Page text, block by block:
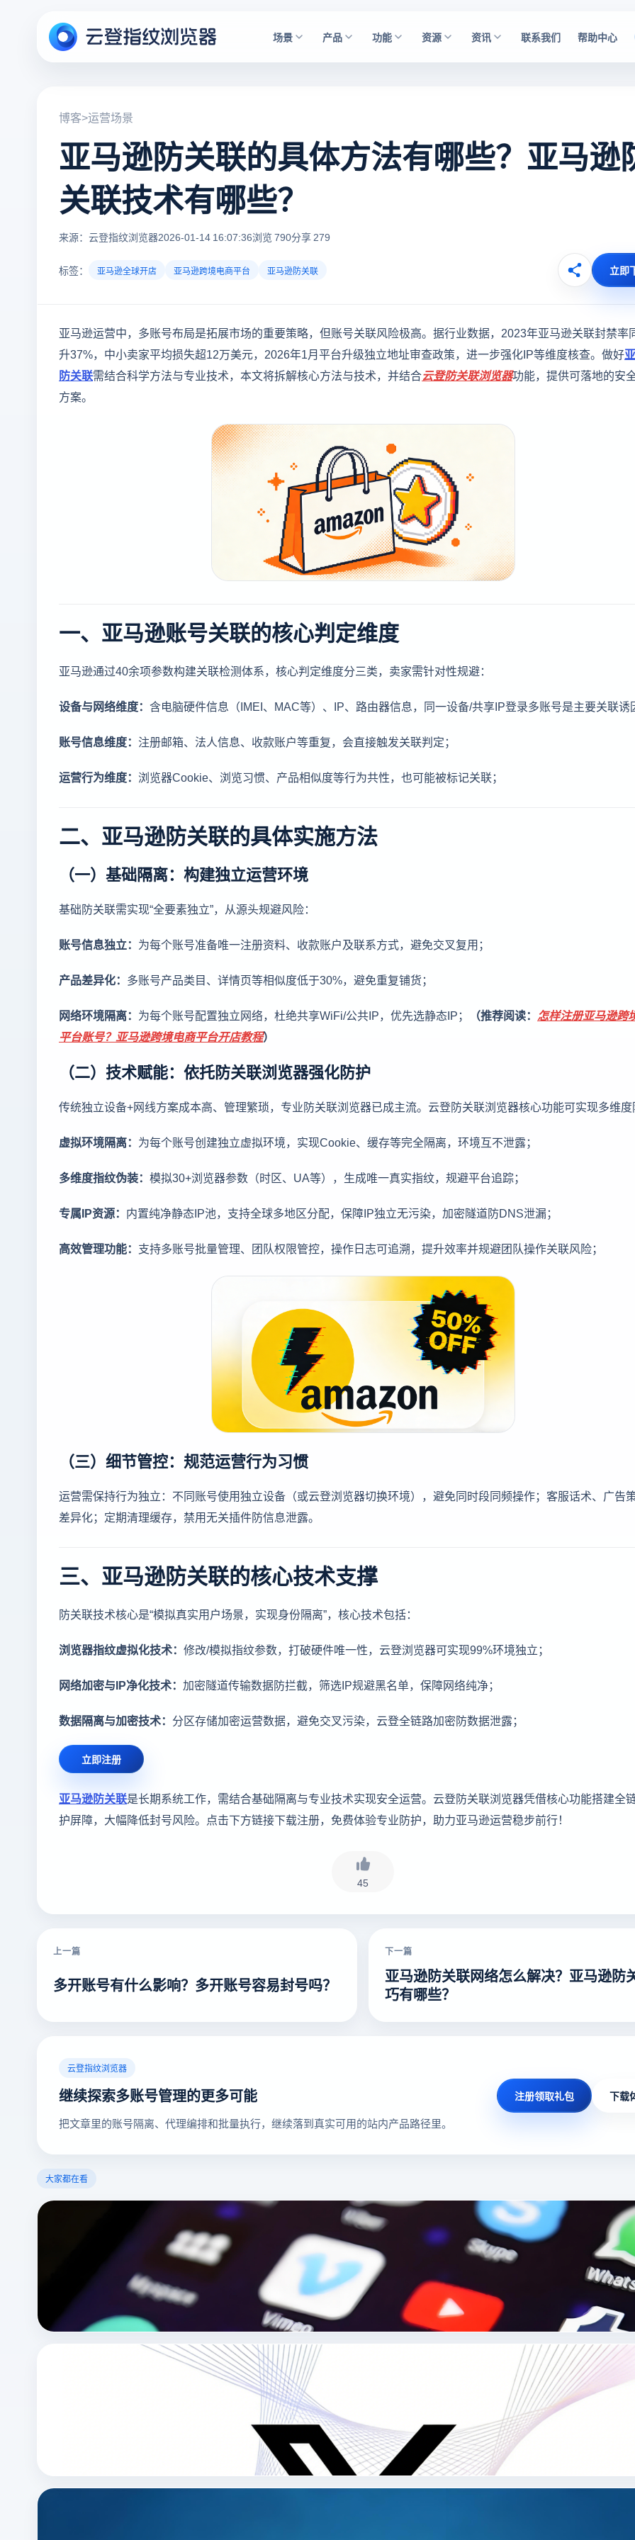
场景 产品 功能 资源 资讯 联系我们 帮助中心
博客>运营场景
亚马逊防关联的具体方法有哪些？亚马逊
关联技术有哪些？
来源：云登指纹浏览器2026-01-14 16:07:36浏览 790分享 279
标签： 亚马逊全球开店 亚马逊跨境电商平台 亚马逊防关联 立即
亚马逊运营中，多账号布局是拓展市场的重要策略，但账号关联风险极高。据行业数据，2023年亚马逊关联封禁率
升37%，中小卖家平均损失超12万美元，2026年1月平台升级独立地址审查政策，进一步强化IP等维度核查。做好
防关联需结合科学方法与专业技术，本文将拆解核心方法与技术，并结合云登防关联浏览器功能，提供可落地的安
方案。
一、亚马逊账号关联的核心判定维度
亚马逊通过40余项参数构建关联检测体系，核心判定维度分三类，卖家需针对性规避：
设备与网络维度： 含电脑硬件信息（IMEI、MAC等）、IP、路由器信息，同一设备/共享IP登录多账号是主要关联诱
账号信息维度： 注册邮箱、法人信息、收款账户等重复，会直接触发关联判定；
运营行为维度： 浏览器Cookie、浏览习惯、产品相似度等行为共性，也可能被标记关联；
二、亚马逊防关联的具体实施方法
（一）基础隔离：构建独立运营环境
基础防关联需实现“全要素独立”，从源头规避风险：
账号信息独立： 为每个账号准备唯一注册资料、收款账户及联系方式，避免交叉复用；
产品差异化： 多账号产品类目、详情页等相似度低于30%，避免重复铺货；
网络环境隔离： 为每个账号配置独立网络，杜绝共享WiFi/公共IP，优先选静态IP； （推荐阅读： 怎样注册亚马逊跨
平台账号？亚马逊跨境电商平台开店教程）
（二）技术赋能：依托防关联浏览器强化防护
传统独立设备+网线方案成本高、管理繁琐，专业防关联浏览器已成主流。云登防关联浏览器核心功能可实现多维
虚拟环境隔离： 为每个账号创建独立虚拟环境，实现Cookie、缓存等完全隔离，环境互不泄露；
多维度指纹伪装： 模拟30+浏览器参数（时区、UA等），生成唯一真实指纹，规避平台追踪；
专属IP资源： 内置纯净静态IP池，支持全球多地区分配，保障IP独立无污染，加密隧道防DNS泄漏；
高效管理功能： 支持多账号批量管理、团队权限管控，操作日志可追溯，提升效率并规避团队操作关联风险；
（三）细节管控：规范运营行为习惯
运营需保持行为独立：不同账号使用独立设备（或云登浏览器切换环境），避免同时段同频操作；客服话术、广告
差异化；定期清理缓存，禁用无关插件防信息泄露。
三、亚马逊防关联的核心技术支撑
防关联技术核心是“模拟真实用户场景，实现身份隔离”，核心技术包括：
浏览器指纹虚拟化技术： 修改/模拟指纹参数，打破硬件唯一性，云登浏览器可实现99%环境独立；
网络加密与IP净化技术： 加密隧道传输数据防拦截，筛选IP规避黑名单，保障网络纯净；
数据隔离与加密技术： 分区存储加密运营数据，避免交叉污染，云登全链路加密防数据泄露；
立即注册
亚马逊防关联是长期系统工作，需结合基础隔离与专业技术实现安全运营。云登防关联浏览器凭借核心功能搭建全
护屏障，大幅降低封号风险。点击下方链接下载注册，免费体验专业防护，助力亚马逊运营稳步前行！
45
上一篇
多开账号有什么影响？多开账号容易封号吗？
下一篇
亚马逊防关联网络怎么解决？亚马逊防
巧有哪些？
云登指纹浏览器
继续探索多账号管理的更多可能
把文章里的账号隔离、代理编排和批量执行，继续落到真实可用的站内产品路径里。
注册领取礼包 下载
大家都在看